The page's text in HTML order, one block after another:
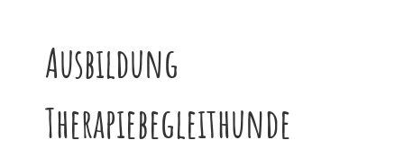
Ausbildung
Therapiebegleithunde